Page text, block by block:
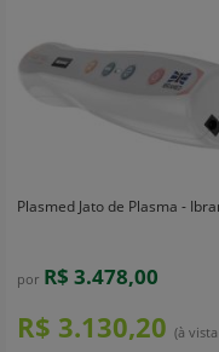
Plasmed Jato de Plasma -
por R$ 3.478,00
R$ 3.130,20 (à vista